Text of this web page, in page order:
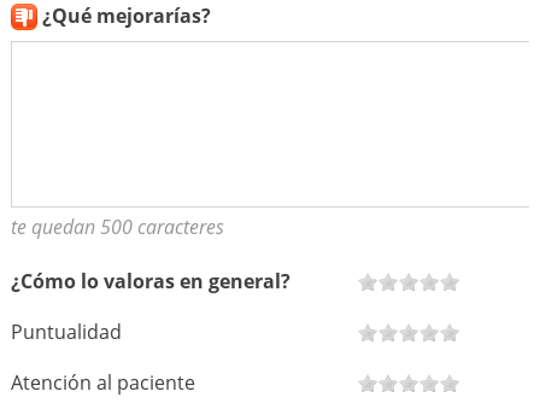
¿Qué mejorarías?
te quedan 500 caracteres
¿Cómo lo valoras en general?
Puntualidad
Atención al paciente